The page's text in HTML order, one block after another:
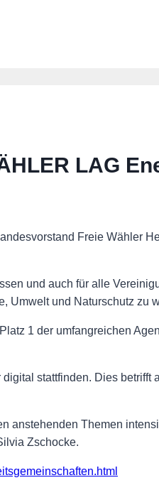
LAG
Freie Wähler
und auch für alle
Umwelt und Naturschutz zu
1 der umfangreichen
stattfinden. Dies betrifft
anstehenden Themen
Zschocke.